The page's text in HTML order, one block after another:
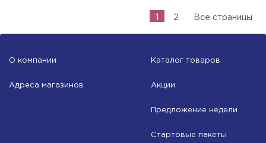
2 Все страницы
О компании
Адреса магазинов
Каталог товаров
Акции
Предложение недели
Стартовые пакеты